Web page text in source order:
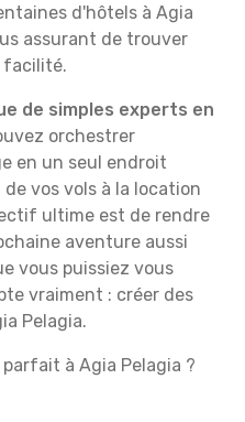
d'hôtels à Agia
assurant de trouver
facilité.
de simples experts en
orchestrer
en un seul endroit
vos vols à la location
ultime est de rendre
aventure aussi
vous puissiez vous
vraiment : créer des
Pelagia.
à Agia Pelagia ?